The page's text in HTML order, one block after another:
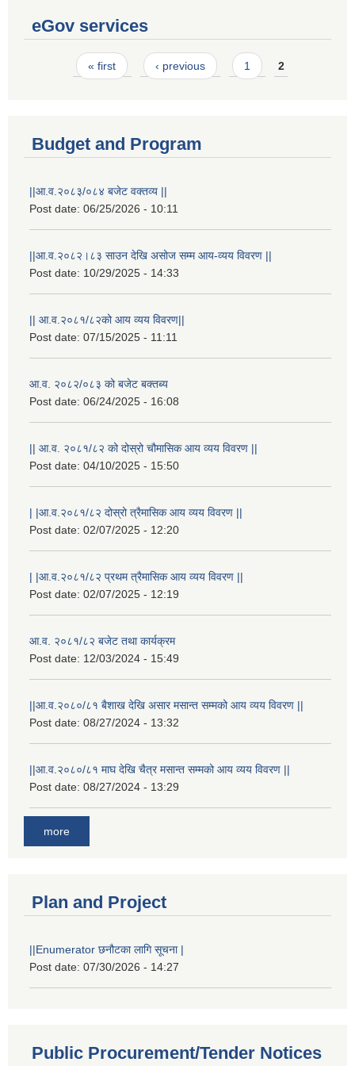
eGov services
Pages« first ‹ previous 1 2
Budget and Program
||आ.व.२०८३/०८४ बजेट वक्तव्य ||
Post date: 06/25/2026 - 10:11
||आ.व.२०८२।८३ साउन देखि असोज सम्म आय-व्यय विवरण ||
Post date: 10/29/2025 - 14:33
|| आ.व.२०८१/८२को आय व्यय विवरण||
Post date: 07/15/2025 - 11:11
आ.व. २०८२/०८३ को बजेट बक्तब्य
Post date: 06/24/2025 - 16:08
|| आ.व. २०८१/८२ को दोस्रो चौमासिक आय व्यय विवरण ||
Post date: 04/10/2025 - 15:50
| |आ.व.२०८१/८२ दोस्रो त्रैमासिक आय व्यय विवरण ||
Post date: 02/07/2025 - 12:20
| |आ.व.२०८१/८२ प्रथम त्रैमासिक आय व्यय विवरण ||
Post date: 02/07/2025 - 12:19
आ.व. २०८१/८२ बजेट तथा कार्यक्रम
Post date: 12/03/2024 - 15:49
||आ.व.२०८०/८१ बैशाख देखि असार मसान्त सम्मको आय व्यय विवरण ||
Post date: 08/27/2024 - 13:32
||आ.व.२०८०/८१ माघ देखि चैत्र मसान्त सम्मको आय व्यय विवरण ||
Post date: 08/27/2024 - 13:29
more
Plan and Project
||Enumerator छनौटका लागि सूचना |
Post date: 07/30/2026 - 14:27
Public Procurement/Tender Notices